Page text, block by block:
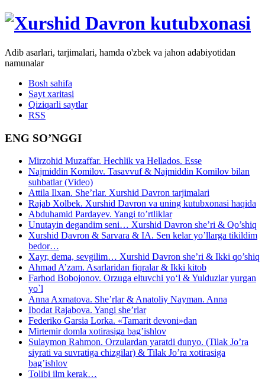
Adib asarlari, tarjimalari, hamda o'zbek va jahon adabiyotidan
namunalar
Bosh sahifa
Sayt xaritasi
Qiziqarli saytlar
RSS
ENG SO’NGGI
Mirzohid Muzaffar. Hechlik va Hellados. Esse
Najmiddin Komilov. Tasavvuf & Najmiddin Komilov bilan
suhbatlar (Video)
Attila Ilxan. She’rlar. Xurshid Davron tarjimalari
Rajab Xolbek. Xurshid Davron va uning kutubxonasi haqida
Abduhamid Pardayev. Yangi to’rtliklar
Unutayin degandim seni… Xurshid Davron she’ri & Qo’shiq
Xurshid Davron & Sarvara & IA. Sen kelar yo’llarga tikildim
bedor…
Xayr, dema, sevgilim… Xurshid Davron she’ri & Ikki qo’shiq
Ahmad A’zam. Asarlaridan fiqralar & Ikki kitob
Farhod Bobojonov. Orzuga eltuvchi yo‘l & Yulduzlar yurgan
yo`l
Anna Axmatova. She’rlar & Anatoliy Nayman. Anna
Ibodat Rajabova. Yangi she’rlar
Federiko Garsia Lorka. «Tamarit devoni»dan
Mirtemir domla xotirasiga bag’ishlov
Sulaymon Rahmon. Orzulardan yaratdi dunyo. (Tilak Jo’ra
siyrati va suvratiga chizgilar) & Tilak Jo’ra xotirasiga
bag’ishlov
Tolibi ilm kerak…